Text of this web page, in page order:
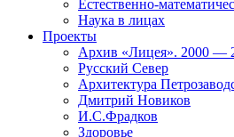
Естественно-
Наука в лицах
Проекты
Архив «Лицея». 2000 —
Русский Север
Архитектура
Дмитрий Новиков
И.С.Фрадков
Здоровье